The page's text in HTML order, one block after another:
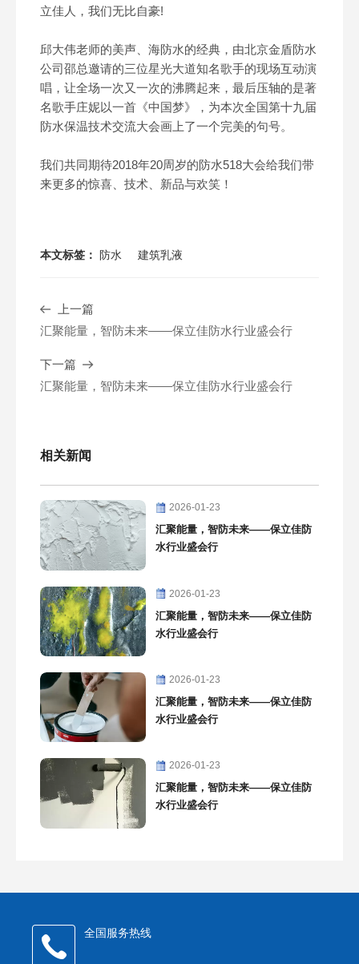
立佳人，我们无比自豪!
邱大伟老师的美声、海防水的经典，由北京金盾防水
公司邵总邀请的三位星光大道知名歌手的现场互动演
唱，让全场一次又一次的沸腾起来，最后压轴的是著
名歌手庄妮以一首《中国梦》，为本次全国第十九届
防水保温技术交流大会画上了一个完美的句号。
我们共同期待2018年20周岁的防水518大会给我们带
来更多的惊喜、技术、新品与欢笑！
本文标签： 防水 建筑乳液
上一篇
汇聚能量，智防未来——保立佳防水行业盛会行
下一篇
汇聚能量，智防未来——保立佳防水行业盛会行
相关新闻
2026-01-23
汇聚能量，智防未来——保立佳防
水行业盛会行
2026-01-23
汇聚能量，智防未来——保立佳防
水行业盛会行
2026-01-23
汇聚能量，智防未来——保立佳防
水行业盛会行
2026-01-23
汇聚能量，智防未来——保立佳防
水行业盛会行
全国服务热线